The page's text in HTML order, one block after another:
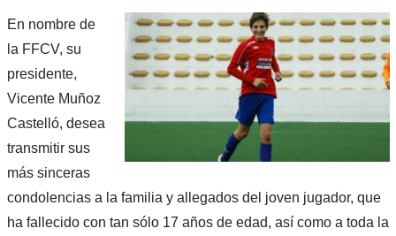
En nombre de
la FFCV, su
presidente,
Vicente Muñoz
Castelló, desea
transmitir sus
más sinceras
condolencias a la familia y allegados del joven jugador, que
ha fallecido con tan sólo 17 años de edad, así como a toda la